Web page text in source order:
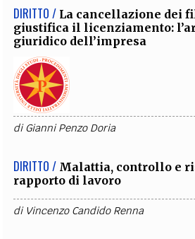
DIRITTO / La cancellazione dei
giustifica il licenziamento:
giuridico dell’impresa
diGianni Penzo Doria
DIRITTO / Malattia, controllo e
rapporto di lavoro
di Vincenzo Candido Renna